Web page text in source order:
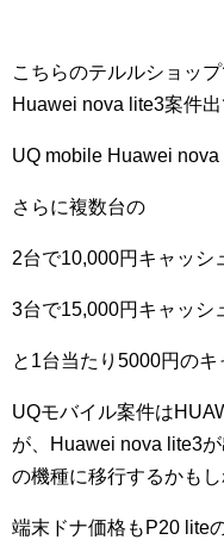
こちらのテルルショッ
Huawei nova lite3案件出
UQ mobile Huawei
さらに複数台の
2台で10,000円キャッシ
3台で15,000円キャッシ
と1台当たり5000円のキ
UQモバイル案件は
が、Huawei nova lite3
の機種に移行するかもし
端末ドナ価格もP20 lite